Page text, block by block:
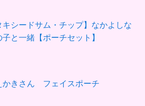
キシードサム・チップ】なかよしな
子と一緒【ポーチセット】
かきさん フェイスポーチ